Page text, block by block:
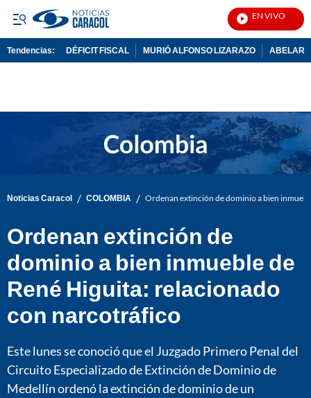
EN VIVO
Tendencias: DÉFICIT FISCAL MURIÓ ALFONSO LIZARAZO
Noticias Caracol / COLOMBIA / Ordenan extinción de dominio a bien
Ordenan extinción de
dominio a bien inmueble de
René Higuita: relacionado
con narcotráfico
Este lunes se conoció que el Juzgado Primero Penal del
Circuito Especializado de Extinción de Dominio de
Medellín ordenó la extinción de dominio de un